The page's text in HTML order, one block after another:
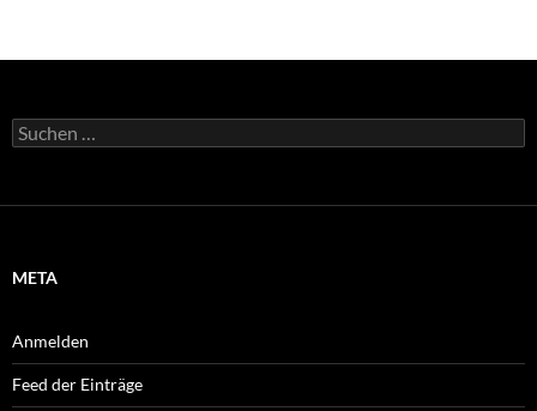
Suche
nach:
META
Anmelden
Feed der Einträge